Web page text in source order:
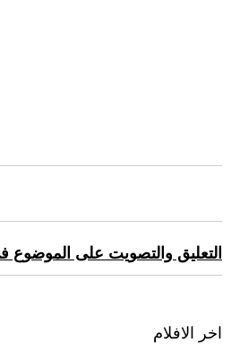
التعليق والتصويت على الموضوع
اخر الافلام